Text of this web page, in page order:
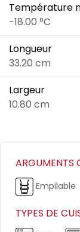
Température
-18.00 °C
Longueur
33.20 cm
Largeur
10.80 cm
ARGUMENTS
Empilable
TYPES DE